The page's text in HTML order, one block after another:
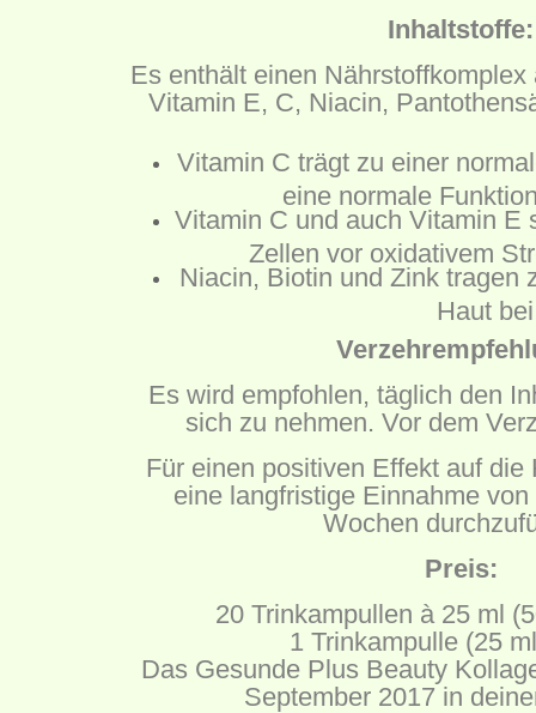
Inhaltstoffe:
Es enthält einen
Vitamin E, C, Niacin,
Vitamin C trägt zu einer
eine normale
Vitamin C und auch Vitamin E
Zellen vor oxidativem
Niacin, Biotin und Zink tragen
Haut bei
Es wird empfohlen, täglich den
sich zu nehmen. Vor dem
Für einen positiven Effekt auf die
eine langfristige Einnahme
Wochen
Preis:
20 Trinkampullen à 25 ml
1 Trinkampulle (25
Das Gesunde Plus Beauty
September 2017 in